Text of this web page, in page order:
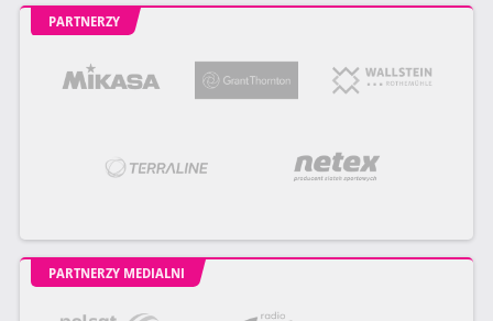
PARTNERZY
PARTNERZY MEDIALNI